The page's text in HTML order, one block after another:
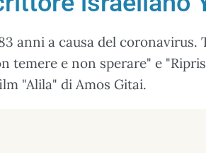
anni a causa del coronavirus.
temere e non sperare" e
"Alila" di Amos Gitai.